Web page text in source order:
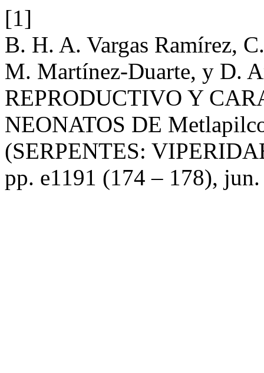
[1]
B. H. A. Vargas Ramírez,
M. Martínez-Duarte, y D.
REPRODUCTIVO Y
NEONATOS DE
(SERPENTES:
pp. e1191 (174 – 178),